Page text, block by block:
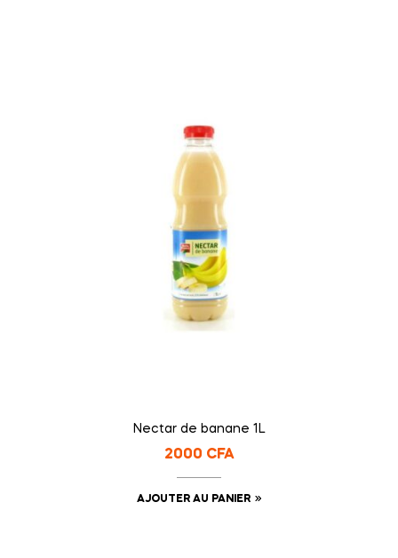
Nectar de banane 1L
2000 CFA
AJOUTER AU PANIER